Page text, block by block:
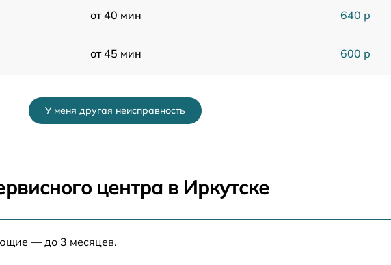
от 40 мин 640 р
от 45 мин 600 р
от 30 мин
У меня другая неисправность
центра в Иркутске
— до 3 месяцев.